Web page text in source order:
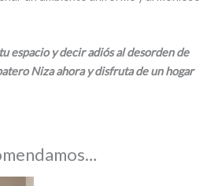
espacio y decir adiós al desorden de
Niza ahora y disfruta de un hogar